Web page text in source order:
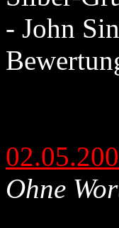
- John
Ohne